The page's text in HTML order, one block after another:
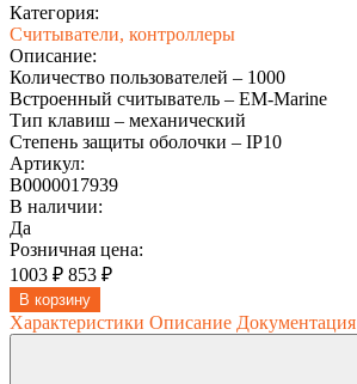
Категория:
Считыватели, контроллеры
Описание:
Количество пользователей – 1000
Встроенный считыватель – EM-Marine
Тип клавиш – механический
Степень защиты оболочки – IP10
Артикул:
В0000017939
В наличии:
Да
Розничная цена:
1003 ₽ 853 ₽
В корзину
Характеристики Описание Документация